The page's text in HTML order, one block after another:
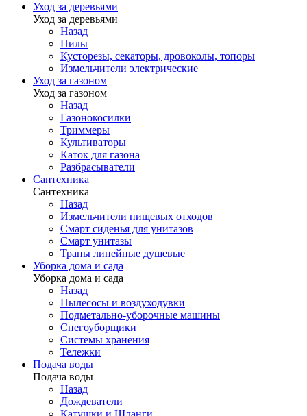
Уход за деревьями
Уход за деревьями
Назад
Пилы
Кусторезы, секаторы, дровоколы, топоры
Измельчители электрические
Уход за газоном
Уход за газоном
Назад
Газонокосилки
Триммеры
Культиваторы
Каток для газона
Разбрасыватели
Сантехника
Сантехника
Назад
Измельчители пищевых отходов
Смарт сиденья для унитазов
Смарт унитазы
Трапы линейные душевые
Уборка дома и сада
Уборка дома и сада
Назад
Пылесосы и воздуходувки
Подметально-уборочные машины
Снегоуборщики
Системы хранения
Тележки
Подача воды
Подача воды
Назад
Дождеватели
Катушки и Шланги